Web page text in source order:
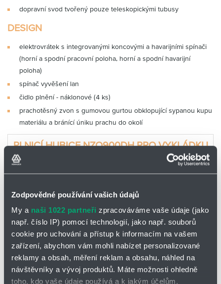
Zodpovědné používání vašich údajů
My a naši 1022 partneři zpracováváme vaše údaje (jako
např. číslo IP) pomocí technologií, jako např. souborů
cookie pro uchování a přístup k informacím na vašem
zařízení, abychom vám mohli nabízet personalizované
reklamy a obsah, měření reklam a obsahu, náhled na
návštěvníky a vývoj produktů. Máte možnosti ohledně
toho, kdo vaše údaje používá a k jakým účelům.
dopravní svod tvořený pouze teleskopickými tubusy
DESIGN
elektrovrátek s integrovanými koncovými a havarijními spínači
(horní a spodní pracovní poloha, horní a spodní havarijní
poloha)
spínač vyvěšení lan
čidlo plnění - náklonové (4 ks)
prachotěsný zvon s gumovou gurtou obklopující sypanou kupu
materiálu a bránící úniku prachu do okolí
PLNICÍ HUBICE NZO900DH PRO VYKLÁDKU
SYPKÝCH MATERIÁLŮ NA SKLÁDKU